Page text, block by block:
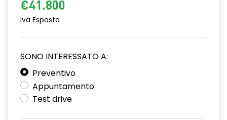
€41.800
Iva Esposta
SONO INTERESSATO A:
Preventivo
Appuntamento
Test drive